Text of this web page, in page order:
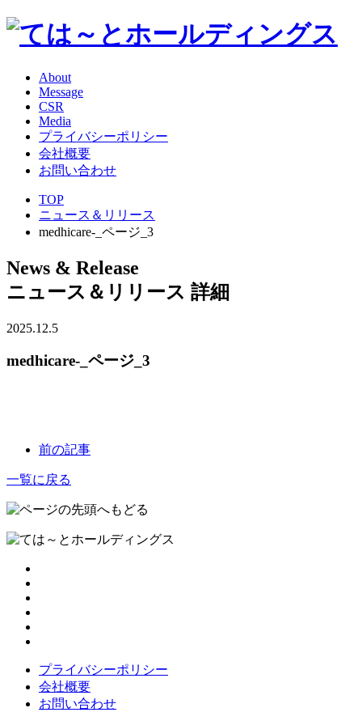
About
Message
CSR
Media
プライバシーポリシー
会社概要
お問い合わせ
TOP
ニュース＆リリース
medhicare-_ページ_3
News & Release
ニュース＆リリース 詳細
2025.12.5
medhicare-_ページ_3
前の記事
一覧に戻る
プライバシーポリシー
会社概要
お問い合わせ